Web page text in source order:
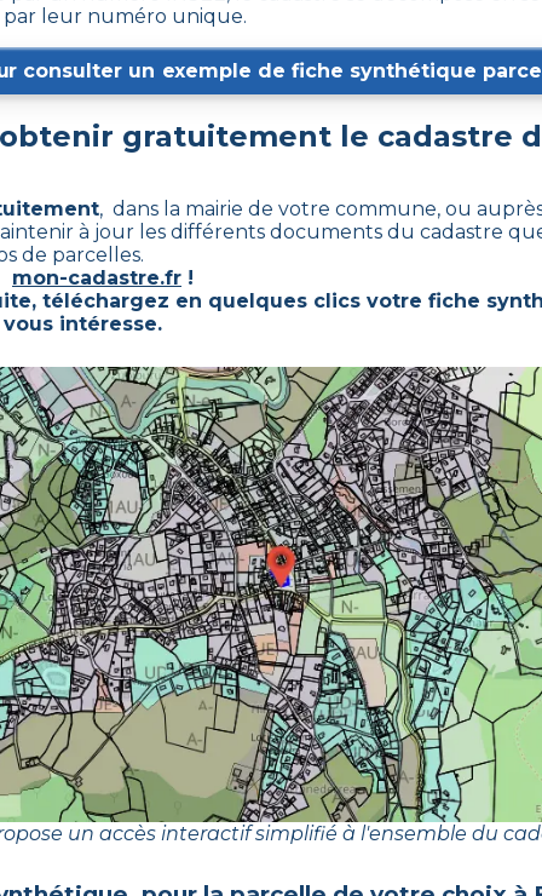
leur numéro unique.
consulter un exemple de fiche synthétique
gratuitement le cadastre
, dans la mairie de votre commune, ou
à jour les différents documents du cadastre
de parcelles.
mon-cadastre.fr !
téléchargez en quelques clics votre fiche
intéresse.
un accès interactif simplifié à l'ensemble du